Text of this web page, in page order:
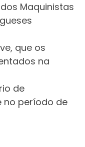
Maquinistas
que os
na
de
no período de